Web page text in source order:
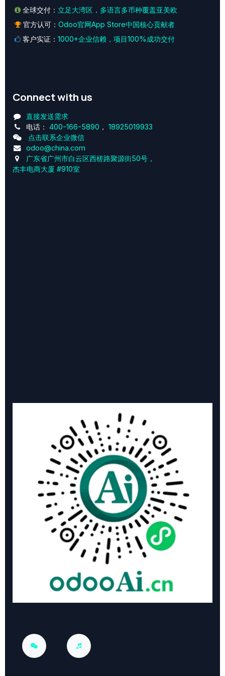
全球交付： 立足大湾区，多语言多币种覆盖亚美欧
官方认可： Odoo官网App Store中国核心贡献者
客户实证： 1000+企业信赖，项目100%成功交付
Connect with us
直接发送需求
电话： 400-166-5890 ， 18925019933
点击联系企业微信
odoo@china.com
广东省广州市白云区西槎路聚源街50号，
杰丰电商大厦 #910室